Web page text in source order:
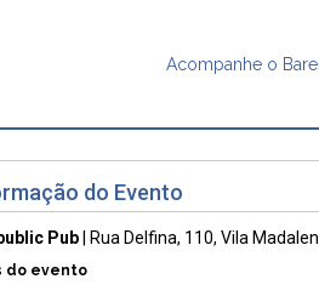
Acompanhe o
do Evento
Pub Rua Delfina, 110, Vila
do evento